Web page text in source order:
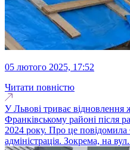
05 лютого 2025, 17:52
Читати повністю
У Львові триває відновлення
Франківському районі після
2024 року. Про це
адміністрація. Зокрема, на